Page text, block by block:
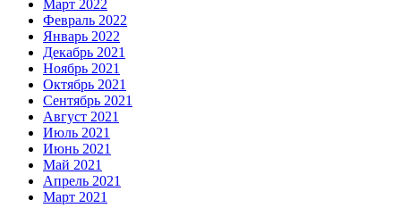
Март 2022
Февраль 2022
Январь 2022
Декабрь 2021
Ноябрь 2021
Октябрь 2021
Сентябрь 2021
Август 2021
Июль 2021
Июнь 2021
Май 2021
Апрель 2021
Март 2021